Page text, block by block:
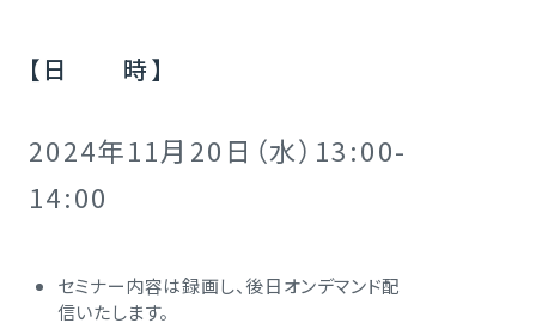
【日 時】
2024年11月20日（水）13:00-
14:00
セミナー内容は録画し、後日オンデマンド配
信いたします。